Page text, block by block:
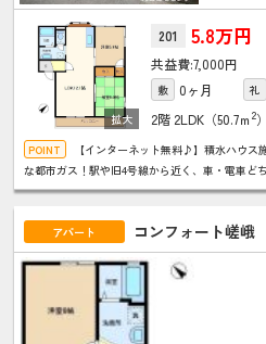
201 5.8万円
7,000円
敷 0ヶ月 礼
2階 2LDK（50.7ｍ 2）
【インターネット無料♪】積水ハウス
な都市ガス！駅や旧4号線から近く、車・電車ど
です♪ 各部屋収納付きで生活便利！和室はモダ
アパート コンフォート嵯峨